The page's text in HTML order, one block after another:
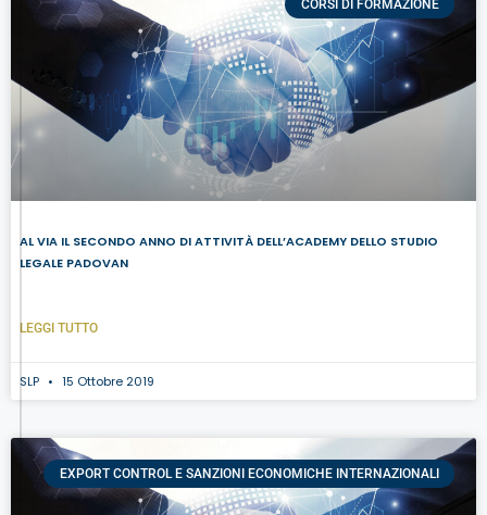
CORSI DI FORMAZIONE
AL VIA IL SECONDO ANNO DI ATTIVITÀ DELL’ACADEMY DELLO STUDIO
LEGALE PADOVAN
LEGGI TUTTO
SLP 15 Ottobre 2019
EXPORT CONTROL E SANZIONI ECONOMICHE INTERNAZIONALI